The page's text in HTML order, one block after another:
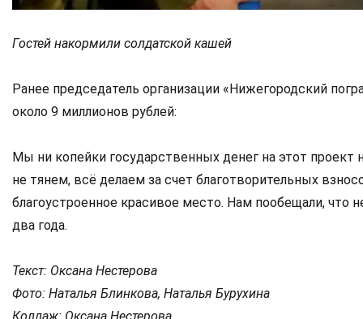
Гостей накормили солдатской кашей
Ранее председатель организации «Нижегородский
около 9 миллионов рублей:
Мы ни копейки государственных денег на этот
не тянем, всё делаем за счет благотворительных
благоустроенное красивое место. Нам пообещали,
два года.
Текст: Оксана Нестерова
Фото: Наталья Блинкова, Наталья Бурухина